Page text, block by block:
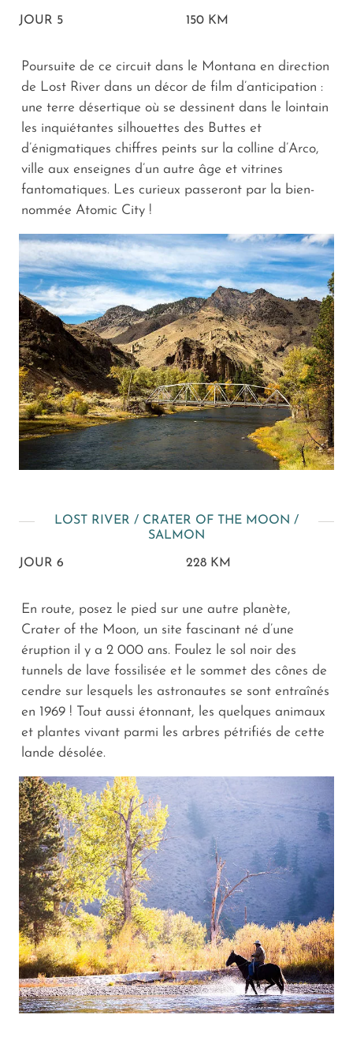
JOUR 5 150 KM
Poursuite de ce circuit dans le Montana en direction
de Lost River dans un décor de film d’anticipation :
une terre désertique où se dessinent dans le lointain
les inquiétantes silhouettes des Buttes et
d’énigmatiques chiffres peints sur la colline d’Arco,
ville aux enseignes d’un autre âge et vitrines
fantomatiques. Les curieux passeront par la bien-
nommée Atomic City !
LOST RIVER / CRATER OF THE MOON /
SALMON
JOUR 6 228 KM
En route, posez le pied sur une autre planète,
Crater of the Moon, un site fascinant né d’une
éruption il y a 2 000 ans. Foulez le sol noir des
tunnels de lave fossilisée et le sommet des cônes de
cendre sur lesquels les astronautes se sont entraînés
en 1969 ! Tout aussi étonnant, les quelques animaux
et plantes vivant parmi les arbres pétrifiés de cette
lande désolée.